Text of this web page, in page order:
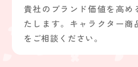
貴社のブランド価値を高め
たします。キャラクター商
をご相談ください。